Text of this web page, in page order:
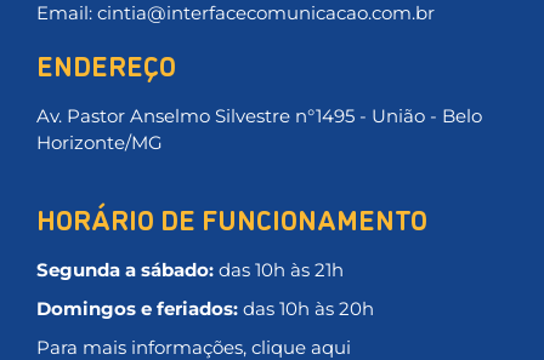
Email: cintia@interfacecomunicacao.com.br
ENDEREÇO
Av. Pastor Anselmo Silvestre n°1495 - União - Belo
Horizonte/MG
HORÁRIO DE FUNCIONAMENTO
Segunda a sábado: das 10h às 21h
Domingos e feriados: das 10h às 20h
Para mais informações, clique aqui